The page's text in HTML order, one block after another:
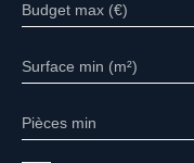
Budget max (€)
Surface min (m²)
Pièces min